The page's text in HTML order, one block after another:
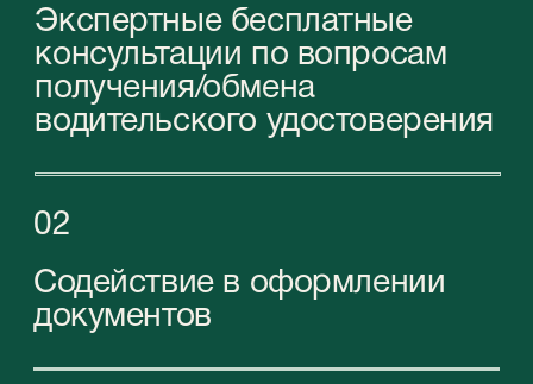
в выборе оптимального типа компании
и пакета услуг для вашего бизнеса в ОАЭ.
Наши эксперты помогут вам найти наиболее
подходящее решение, соответствующее
вашим целям и бюджету.
Забронировать бесплатную онлайн-консультацию
Контакты